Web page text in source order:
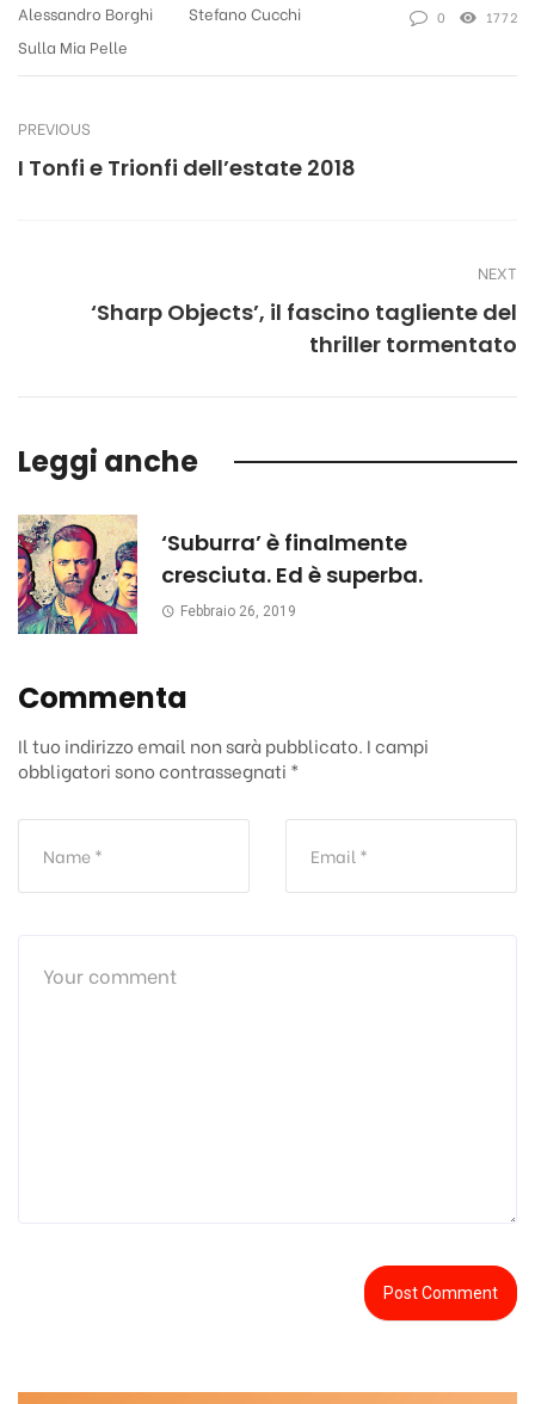
Alessandro Borghi
Stefano Cucchi
Sulla Mia Pelle
0 1772
PREVIOUS
I Tonfi e Trionfi dell’estate 2018
NEXT
‘Sharp Objects’, il fascino tagliente del
thriller tormentato
Leggi anche
‘Suburra’ è finalmente
cresciuta. Ed è superba.
Febbraio 26, 2019
Commenta
Il tuo indirizzo email non sarà pubblicato. I campi
obbligatori sono contrassegnati *